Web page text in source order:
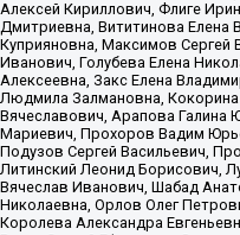
Алексей Кириллович, Флиге
Дмитриевна, Вититинова Елена
Куприяновна, Максимов Сергей
Иванович, Голубева Елена
Алексеевна, Закс Елена
Людмила Залмановна,
Вячеславович, Арапова Галина
Мариевич, Прохоров Вадим
Подузов Сергей Васильевич,
Литинский Леонид Борисович,
Вячеслав Иванович, Шабад
Николаевна, Орлов Олег
Королева Александра